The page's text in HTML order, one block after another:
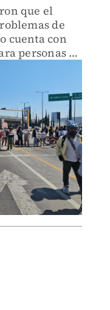
que el
de
cuenta con
personas de